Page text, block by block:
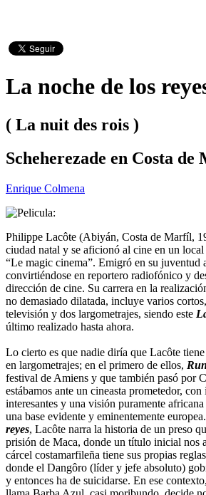
La noche de los
( La nuit des rois )
Scheherezade en Costa
Enrique Colmena
Philippe Lacôte (Abiyán, Costa de Marfíl,
ciudad natal y se aficionó al cine en un
“Le magic cinema”. Emigró en su juventud
convirtiéndose en reportero radiofónico y
dirección de cine. Su carrera en la
no demasiado dilatada, incluye varios
televisión y dos largometrajes, siendo este
último realizado hasta ahora.
Lo cierto es que nadie diría que Lacôte tiene
en largometrajes; en el primero de ellos, Run
festival de Amiens y que también pasó por
estábamos ante un cineasta prometedor, con
interesantes y una visión puramente
una base evidente y eminentemente
reyes, Lacôte narra la historia de un preso
prisión de Maca, donde un título inicial nos
cárcel costamarfileña tiene sus propias
donde el Dangôro (líder y jefe absoluto)
y entonces ha de suicidarse. En ese